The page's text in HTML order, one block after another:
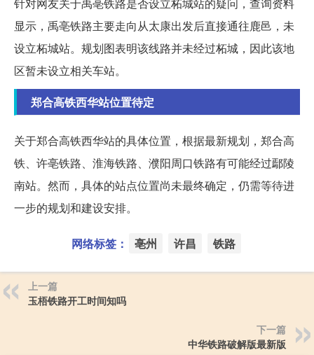
显示，禹亳铁路主要走向从太康出发后直接通往鹿邑，未
设立柘城站。规划图表明该线路并未经过柘城，因此该地
区暂未设立相关车站。
郑合高铁西华站位置待定
关于郑合高铁西华站的具体位置，根据最新规划，郑合高
铁、许亳铁路、淮海铁路、濮阳周口铁路有可能经过鄢陵
南站。然而，具体的站点位置尚未最终确定，仍需等待进
一步的规划和建设安排。
网络标签： 亳州 许昌 铁路
上一篇
玉梧铁路开工时间知吗
下一篇
中华铁路破解版最新版